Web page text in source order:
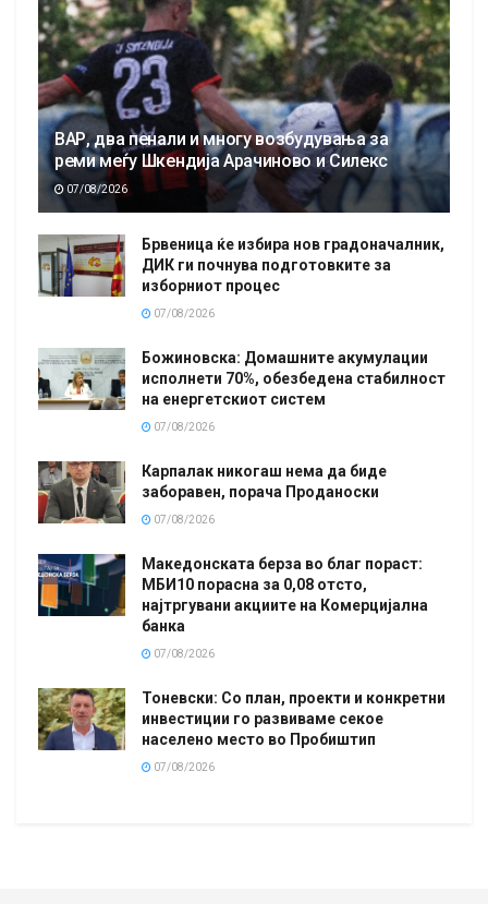
ВАР, два пенали и многу возбудувања за
реми меѓу Шкендија Арачиново и Силекс
07/08/2026
Брвеница ќе избира нов градоначалник,
ДИК ги почнува подготовките за
изборниот процес
07/08/2026
Божиновска: Домашните акумулации
исполнети 70%, обезбедена стабилност
на енергетскиот систем
07/08/2026
Карпалак никогаш нема да биде
заборавен, порача Проданоски
07/08/2026
Македонската берза во благ пораст:
МБИ10 порасна за 0,08 отсто,
најтргувани акциите на Комерцијална
банка
07/08/2026
Тоневски: Со план, проекти и конкретни
инвестиции го развиваме секое
населено место во Пробиштип
07/08/2026